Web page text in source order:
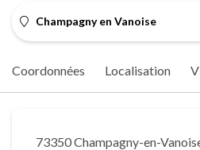
Champagny en Vanoise
Coordonnées Localisation
73350 Champagny-en-